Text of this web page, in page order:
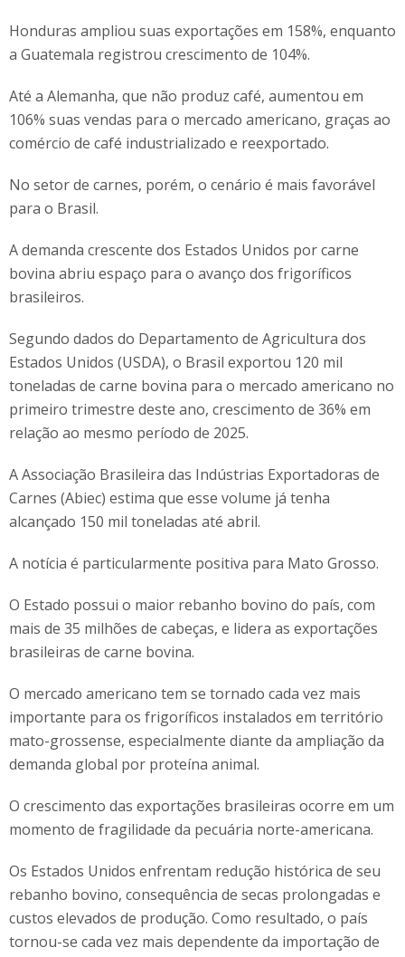
Honduras ampliou suas exportações em 158%, enquanto
a Guatemala registrou crescimento de 104%.
Até a Alemanha, que não produz café, aumentou em
106% suas vendas para o mercado americano, graças ao
comércio de café industrializado e reexportado.
No setor de carnes, porém, o cenário é mais favorável
para o Brasil.
A demanda crescente dos Estados Unidos por carne
bovina abriu espaço para o avanço dos frigoríficos
brasileiros.
Segundo dados do Departamento de Agricultura dos
Estados Unidos (USDA), o Brasil exportou 120 mil
toneladas de carne bovina para o mercado americano no
primeiro trimestre deste ano, crescimento de 36% em
relação ao mesmo período de 2025.
A Associação Brasileira das Indústrias Exportadoras de
Carnes (Abiec) estima que esse volume já tenha
alcançado 150 mil toneladas até abril.
A notícia é particularmente positiva para Mato Grosso.
O Estado possui o maior rebanho bovino do país, com
mais de 35 milhões de cabeças, e lidera as exportações
brasileiras de carne bovina.
O mercado americano tem se tornado cada vez mais
importante para os frigoríficos instalados em território
mato-grossense, especialmente diante da ampliação da
demanda global por proteína animal.
O crescimento das exportações brasileiras ocorre em um
momento de fragilidade da pecuária norte-americana.
Os Estados Unidos enfrentam redução histórica de seu
rebanho bovino, consequência de secas prolongadas e
custos elevados de produção. Como resultado, o país
tornou-se cada vez mais dependente da importação de